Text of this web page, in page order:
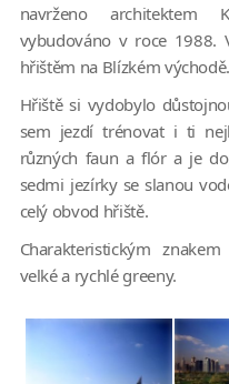
navrženo architektem
vybudováno v roce
hřištěm na Blízkém východě.
Hřiště si vydobylo
sem jezdí trénovat i ti
různých faun a flór a je
sedmi jezírky se slanou
celý obvod hřiště.
Charakteristickým
velké a rychlé greeny.